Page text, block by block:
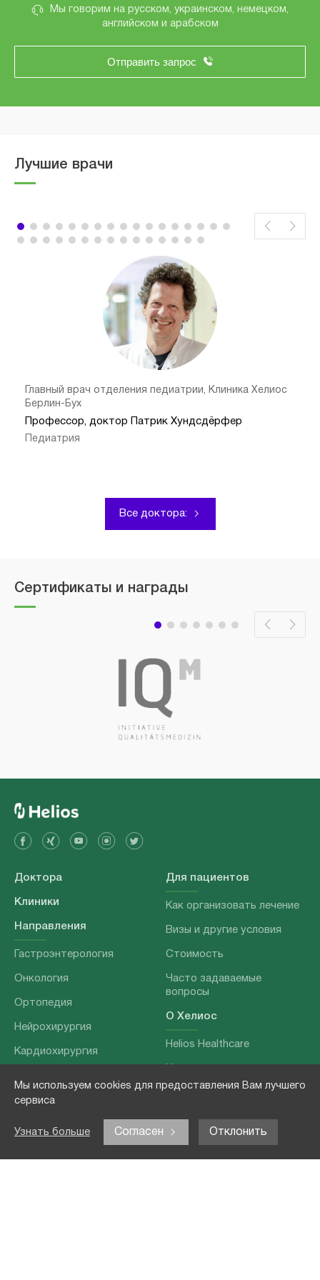
Мы используем cookies для предоставления Вам лучшего
сервиса
Узнать больше Согласен Отклонить
Мы говорим на русском, украинском, немецком,
английском и арабском
Отправить запрос
Лучшие врачи
Главный врач отделения педиатрии, Клиника Хелиос
Берлин-Бух
Профессор, доктор Патрик Хундсдёрфер
Педиатрия
Все доктора:
Сертификаты и награды
Доктора
Клиники
Направления
Гастроэнтерология
Онкология
Ортопедия
Нейрохирургия
Кардиохирургия
Хирургия позвоночника
Для пациентов
Как организовать лечение
Визы и другие условия
Стоимость
Часто задаваемые
вопросы
О Хелиос
Helios Healthcare
О нашей команде
Выходные данные